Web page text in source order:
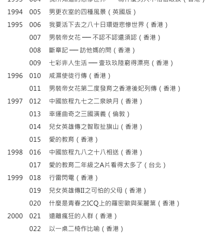
1994
1995
1996
1997
1998
1999
2000
005
006
007
008
009
010
011
012
013
014
015
016
017
018
019
020
021
022
男更衣室的四種風景（英國版）
我要活下去之八十日環遊悲慘世界（香港）
男裝帝女花 ── 不認不認還須認（香港）
斷章記 ── 訪他媽的問（香港）
七彩非人生活 ── 壹玖玖陸窮得漂亮（香港）
咸濕使徒行傳（香港）
男裝帝女花第二度發育之香港後妃列傳（香港）
中國旅程九七之二泉映月（香港）
幸運曲奇之三國演義（倫敦）
兒女英雄傳之智取扯旗山（香港）
愛的教育（香港）
中國旅程九八之十八相送（香港）
愛的教育二年級之A片看得太多了（台北）
行雷閃電（香港）
兒女英雄傳II之可怕的父母（香港）
什麼是青春之ICQ上的羅密歐與茱麗葉（香港）
遠離瘋狂的人群（香港）
以一桌二椅作比喻（香港）